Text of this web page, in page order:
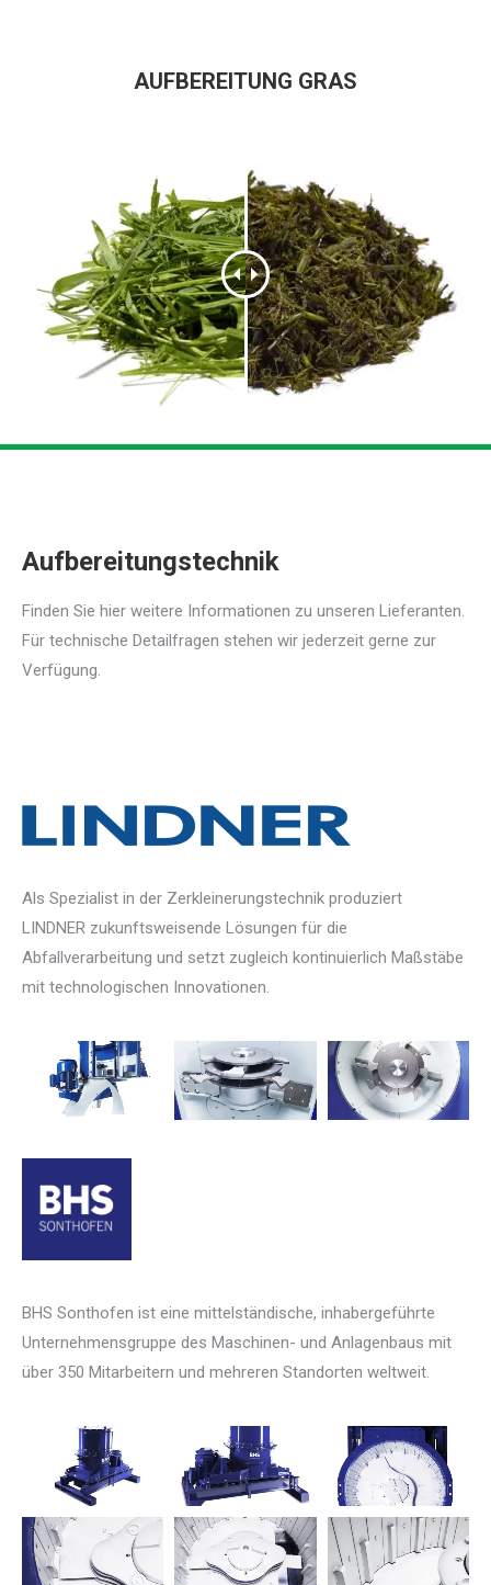
AUFBEREITUNG GRAS
Aufbereitungstechnik
Finden Sie hier weitere Informationen zu unseren Lieferanten.
Für technische Detailfragen stehen wir jederzeit gerne zur
Verfügung.
Als Spezialist in der Zerkleinerungstechnik produziert
LINDNER zukunftsweisende Lösungen für die
Abfallverarbeitung und setzt zugleich kontinuierlich Maßstäbe
mit technologischen Innovationen.
BHS Sonthofen ist eine mittelständische, inhabergeführte
Unternehmensgruppe des Maschinen- und Anlagenbaus mit
über 350 Mitarbeitern und mehreren Standorten weltweit.